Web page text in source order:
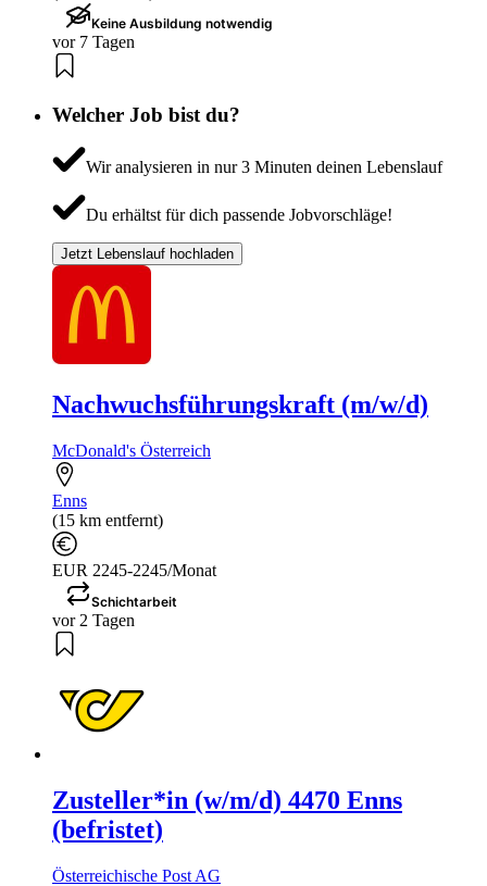
Keine Ausbildung notwendig
vor 7 Tagen
Welcher Job bist du?
Wir analysieren in nur 3 Minuten deinen Lebenslauf
Du erhältst für dich passende Jobvorschläge!
Jetzt Lebenslauf hochladen
Nachwuchsführungskraft (m/w/d)
McDonald's Österreich
Enns
(15 km entfernt)
EUR 2245-2245/Monat
Schichtarbeit
vor 2 Tagen
Zusteller*in (w/m/d) 4470 Enns
(befristet)
Österreichische Post AG